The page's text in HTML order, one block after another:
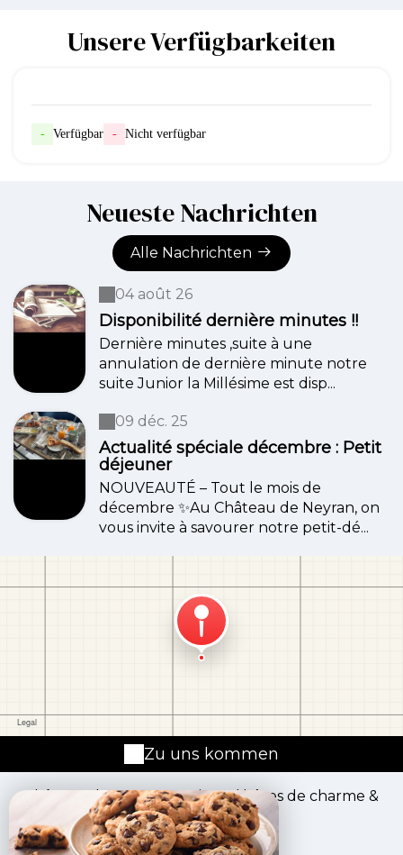
Unsere Verfügbarkeiten
- Verfügbar - Nicht verfügbar
Neueste Nachrichten
Alle Nachrichten
04 août 26
Disponibilité dernière minutes !!
Dernière minutes ,suite à une
annulation de dernière minute notre
suite Junior la Millésime est disp...
09 déc. 25
Actualité spéciale décembre : Petit
déjeuner
NOUVEAUTÉ – Tout le mois de
décembre ✨Au Château de Neyran, on
vous invite à savourer notre petit-dé...
Zu uns kommen
Château de Neyran - Maison d'hôtes de charme &
spa
10 Route De Talais,